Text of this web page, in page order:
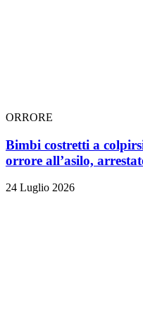
ORRORE
Bimbi costretti a
orrore all’asilo,
24 Luglio 2026